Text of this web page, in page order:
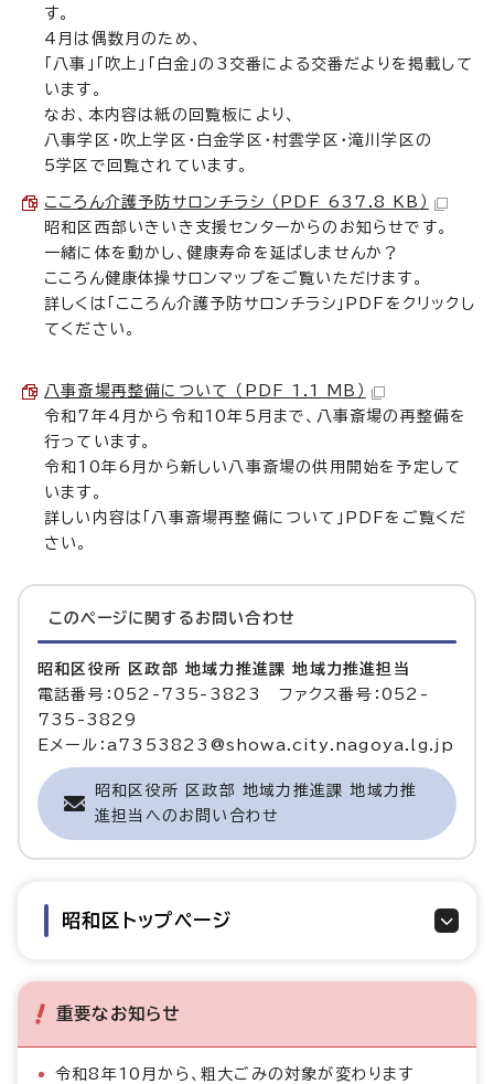
す。
4月は偶数月のため、
「八事」「吹上」「白金」の3交番による交番だよりを掲載して
います。
なお、本内容は紙の回覧板により、
八事学区・吹上学区・白金学区・村雲学区・滝川学区の
5学区で回覧されています。
こころん介護予防サロンチラシ （PDF 637.8 KB）
昭和区西部いきいき支援センターからのお知らせです。
一緒に体を動かし、健康寿命を延ばしませんか？
こころん健康体操サロンマップをご覧いただけます。
詳しくは「こころん介護予防サロンチラシ」PDFをクリックし
てください。
八事斎場再整備について （PDF 1.1 MB）
令和7年4月から令和10年5月まで、八事斎場の再整備を
行っています。
令和10年6月から新しい八事斎場の供用開始を予定して
います。
詳しい内容は「八事斎場再整備について」PDFをご覧くだ
さい。
このページに関する お問い合わせ
昭和区役所 区政部 地域力推進課 地域力推進担当
電話番号：052-735-3823 ファクス番号：052-
735-3829
Eメール：a7353823@showa.city.nagoya.lg.jp
昭和区役所 区政部 地域力推進課 地域力推
進担当へのお問い合わせ
昭和区トップページ
重要なお知らせ
令和8年10月から、粗大ごみの対象が変わります